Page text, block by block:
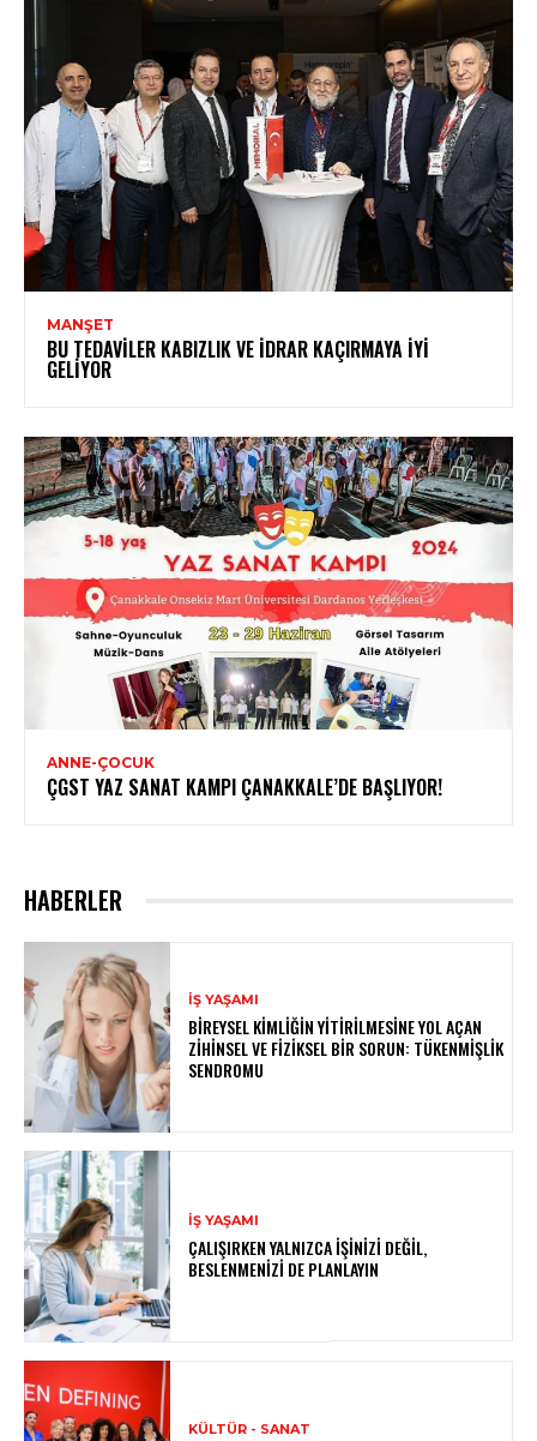
MANŞET
BU TEDAVILER KABIZLIK VE İDRAR KAÇIRMAYA İYI
GELIYOR
ANNE-ÇOCUK
ÇGST YAZ SANAT KAMPI ÇANAKKALE’DE BAŞLIYOR!
HABERLER
İŞ YAŞAMI
BIREYSEL KIMLIĞIN YITIRILMESINE YOL AÇAN
ZIHINSEL VE FIZIKSEL BIR SORUN: TÜKENMIŞLIK
SENDROMU
İŞ YAŞAMI
ÇALIŞIRKEN YALNIZCA İŞINIZI DEĞIL,
BESLENMENIZI DE PLANLAYIN
KÜLTÜR - SANAT